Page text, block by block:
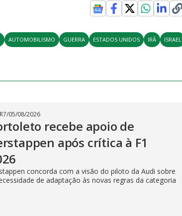
AUTOMOBILISMO GUERRA ESTADOS UNIDOS IRÃ ISRAEL
/05/08/2026
recebe apoio de
após crítica à F1
concorda com a visão do piloto da Audi sobre
de adaptação às novas regras da categoria